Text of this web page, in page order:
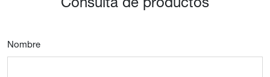
Nombre